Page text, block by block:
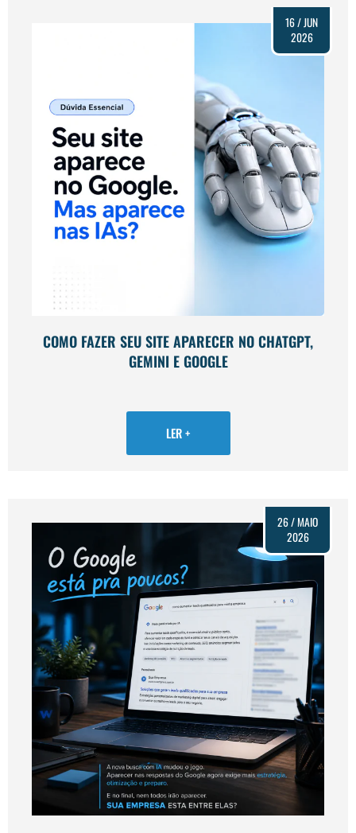
COMO FAZER SEU SITE APARECER NO CHATGPT,
GEMINI E GOOGLE
16 / JUN
2026
LER +
26 / MAIO
2026